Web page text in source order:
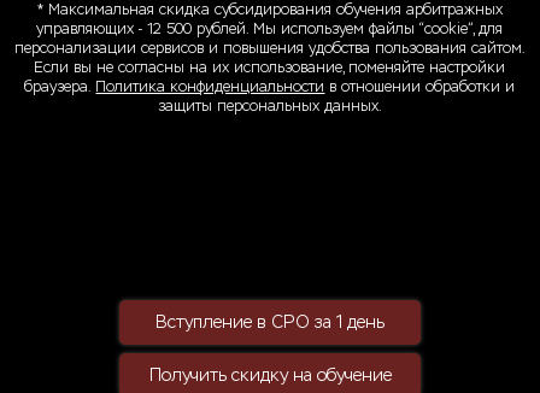
* Максимальная скидка субсидирования обучения арбитражных
управляющих - 12 500 рублей. Мы используем файлы “cookie”, для
персонализации сервисов и повышения удобства пользования сайтом.
Если вы не согласны на их использование, поменяйте настройки
браузера. Политика конфиденциальности в отношении обработки и
защиты персональных данных.
Вступление в СРО за 1 день
Получить скидку на обучение